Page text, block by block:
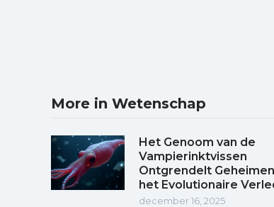
More in Wetenschap
Het Genoom van de
Vampierinktvissen
Ontgrendelt
het Evolutionaire
december 16, 2025